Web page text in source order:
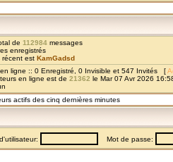
de 112984 messages
enregistrés
récent est KamGadsd
ligne :: 0 Enregistré, 0 Invisible et 547 Invités [
en ligne est de 21362 le Mar 07 Avr 2026
actifs des cinq dernières minutes
Mot de passe: